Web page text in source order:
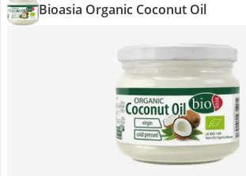
Bioasia Organic Coconut Oil